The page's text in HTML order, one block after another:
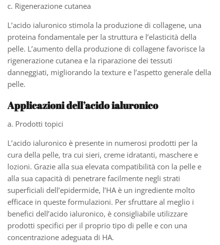
c. Rigenerazione cutanea
L’acido ialuronico stimola la produzione di collagene, una
proteina fondamentale per la struttura e l’elasticità della
pelle. L’aumento della produzione di collagene favorisce la
rigenerazione cutanea e la riparazione dei tessuti
danneggiati, migliorando la texture e l’aspetto generale della
pelle.
Applicazioni dell’acido ialuronico
a. Prodotti topici
L’acido ialuronico è presente in numerosi prodotti per la
cura della pelle, tra cui sieri, creme idratanti, maschere e
lozioni. Grazie alla sua elevata compatibilità con la pelle e
alla sua capacità di penetrare facilmente negli strati
superficiali dell’epidermide, l’HA è un ingrediente molto
efficace in queste formulazioni. Per sfruttare al meglio i
benefici dell’acido ialuronico, è consigliabile utilizzare
prodotti specifici per il proprio tipo di pelle e con una
concentrazione adeguata di HA.